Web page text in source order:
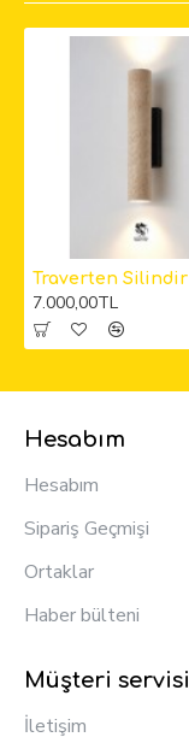
7.000,00TL
Hesabım
Hesabım
Sipariş Geçmişi
Ortaklar
Haber bülteni
Müşteri servisi
İletişim